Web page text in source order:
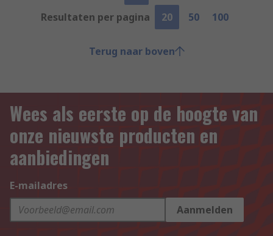
Resultaten per pagina
20 50 100
Terug naar boven
Wees als eerste op de hoogte van
onze nieuwste producten en
aanbiedingen
E-mailadres
Aanmelden